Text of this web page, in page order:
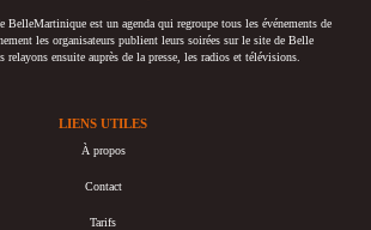
BelleMartinique est un agenda qui regroupe tous les événements de
les organisateurs publient leurs soirées sur le site de Belle
relayons ensuite auprès de la presse, les radios et télévisions.
LIENS UTILES
À propos
Contact
Tarifs